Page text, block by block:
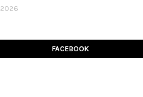
2026
FACEBOOK